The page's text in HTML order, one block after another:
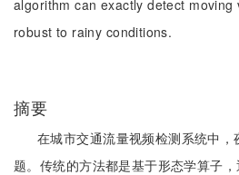
algorithm can exactly detect
robust to rainy conditions.
摘要
在城市交通流量视频检测系统中
题。传统的方法都是基于形态学算子